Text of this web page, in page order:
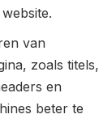
van
zoals titels,
en
beter te